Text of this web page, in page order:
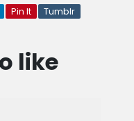
Pin It
Tumblr
like